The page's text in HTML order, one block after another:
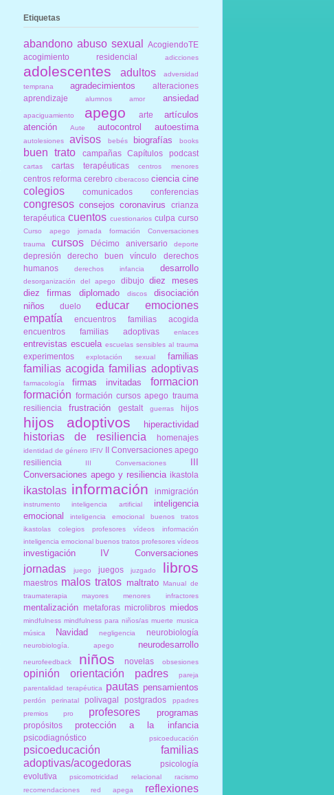
Etiquetas
abandono abuso sexual
AcogiendoTE
acogimiento residencial
adicciones
adolescentes adultos
adversidad
temprana
agradecimientos
alteraciones
aprendizaje
alumnos amor ansiedad
apaciguamiento apego arte
artículos
atención
Aute autocontrol autoestima
autolesiones avisos bebés biografías books
buen trato campañas Capítulos podcast
cartas cartas terapéuticas centros menores
centros reforma cerebro ciberacoso ciencia cine
colegios comunicados conferencias
congresos consejos coronavirus
crianza
terapéutica cuentos cuestionarios culpa curso
Curso apego jornada formación Conversaciones
trauma
cursos Décimo aniversario deporte
depresión derecho buen vínculo
derechos
humanos
derechos infancia desarrollo
desorganización del apego dibujo diez meses
diez firmas
diplomado discos
disociación
niños
duelo educar
emociones
empatía
encuentros familias acogida
encuentros familias adoptivas
enlaces
entrevistas escuela escuelas sensibles al trauma
experimentos explotación sexual familias
familias acogida familias adoptivas
farmacología firmas invitadas
formacion
formación formación cursos apego trauma
resiliencia
frustración gestalt guerras hijos
hijos adoptivos hiperactividad
historias de resiliencia homenajes
identidad de género IFIV II Conversaciones apego
resiliencia
III Conversaciones
III
Conversaciones apego y resiliencia ikastola
ikastolas información inmigración
instrumento inteligencia artificial
inteligencia
emocional
inteligencia emocional buenos tratos
ikastolas colegios profesores vídeos información
inteligencia emocional buenos tratos profesores vídeos
investigación IV Conversaciones
jornadas juego juegos juzgado libros
maestros malos tratos maltrato Manual de
traumaterapia
mayores menores infractores
mentalización metaforas microlibros miedos
mindfulness mindfulness para niños/as muerte musica
música
Navidad negligencia neurobiología
neurobiología. apego neurodesarrollo
neurofeedback niños novelas obsesiones
opinión orientación padres
pareja
parentalidad terapéutica
pautas pensamientos
perdón perinatal polivagal postgrados
ppadres
premios
pro profesores programas
propósitos protección a la infancia
psicodiagnóstico psicoeducación
psicoeducación familias
adoptivas/acogedoras
psicología
evolutiva
psicomotricidad relacional
racismo
recomendaciones
red apega reflexiones